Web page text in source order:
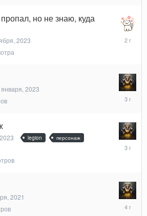
но не знаю, куда
2023
21
2023
28
legion персонаж
2021